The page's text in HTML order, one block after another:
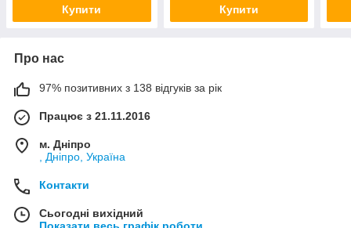
Купити Купити
Про нас
97% позитивних з 138 відгуків за рік
Працює з 21.11.2016
м. Дніпро
, Дніпро, Україна
Контакти
Сьогодні вихідний